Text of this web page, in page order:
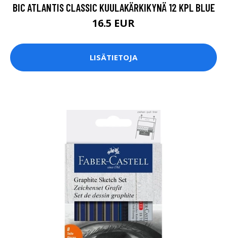
BIC ATLANTIS CLASSIC KUULAKÄRKIKYNÄ 12 KPL BLUE
16.5 EUR
LISÄTIETOJA